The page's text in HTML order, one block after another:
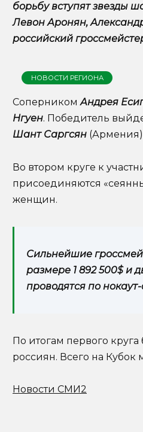
борьбу вступят звезды
Левон Аронян,
российский
НОВОСТИ РЕГИОНА
СоперникомАндрея
Нгуен. Победитель
Шант Саргсян
Во втором круге к
присоединяются
женщин.
Сильнейшие
размере 1 892 500$ и
проводятся по
По итогам первого
россиян. Всего на
Новости СМИ2